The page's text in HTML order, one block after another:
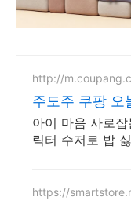
http://
주도주 쿠팡 오
아이 마음 사로
릭터 수저로 밥
https://